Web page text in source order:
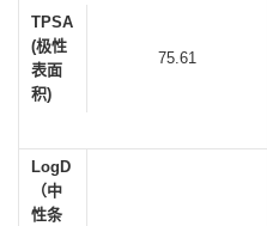
TPSA
(极性
表面
积)
75.61
LogD
（中
性条